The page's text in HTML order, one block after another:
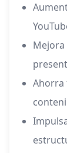
Mejora
Ahorra